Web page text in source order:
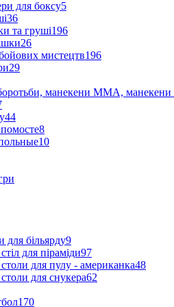
для боксу5
36
та груші196
26
мистецтв196
29
манекени ММА, манекени
44
8
10
для більярду9
для піраміди97
столи для пулу - американка48
столи для снукера62
170